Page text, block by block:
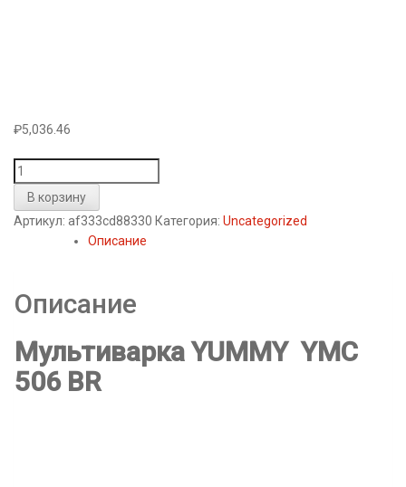
₽5,036.46
Количество
товара
Мультиварка
YUMMY
В корзину
Артикул: af333cd88330 Категория: Uncategorized
Описание
Описание
Мультиварка YUMMY YMC
506 BR